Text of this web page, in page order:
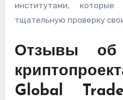
институтами,
тщательную проверку
Отзывы об
Global